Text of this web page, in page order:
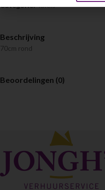
Categorie:Tafels
Beschrijving
70cm rond
Beoordelingen (0)